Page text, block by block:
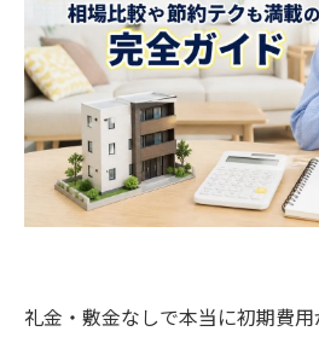
礼金・敷金なしで本当に初期費